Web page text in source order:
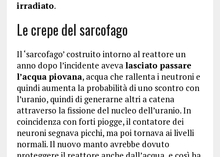
irradiato.
Le crepe del sarcofago
Il ‘sarcofago’ costruito intorno al reattore un
anno dopo l’incidente avevalasciato passare
l’acqua piovana, acqua che rallenta i neutroni e
quindi aumenta la probabilità di uno scontro con
l’uranio, quindi di generarne altri a catena
attraverso la fissione del nucleo dell’uranio. In
coincidenza con forti piogge, il contatore dei
neuroni segnava picchi, ma poi tornava ai livelli
normali. Il nuovo manto avrebbe dovuto